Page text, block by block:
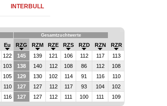
INTERBULL
Gesamtzuchtwerte
Eu RZG RZM RZE RZS RZD RZN
RZR
122 145 139 121 106 112 117
113
103 138 140 112 108 86 112
108
105 129 130 102 114 91 116
110
110 127 127 112 117 93 104
102
116 127 127 112 111 100 111 109